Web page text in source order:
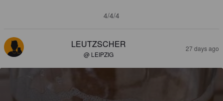
4/4/4
LEUTZSCHER
@ LEIPZIG
27 days ago